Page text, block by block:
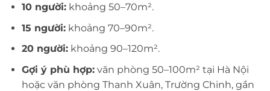
10 người:khoảng 50–70m².
15 người:khoảng 70–90m².
20 người:khoảng 90–120m².
Gợi ý phù hợp:văn phòng 50–100m² tại Hà Nội
hoặc văn phòng Thanh Xuân, Trường Chinh, gần